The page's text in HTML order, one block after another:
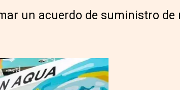
un acuerdo de suministro de